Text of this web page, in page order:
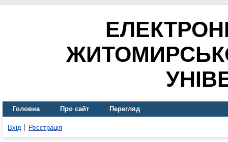
Головна Про сайт Перегляд
Вхід Реєстрація